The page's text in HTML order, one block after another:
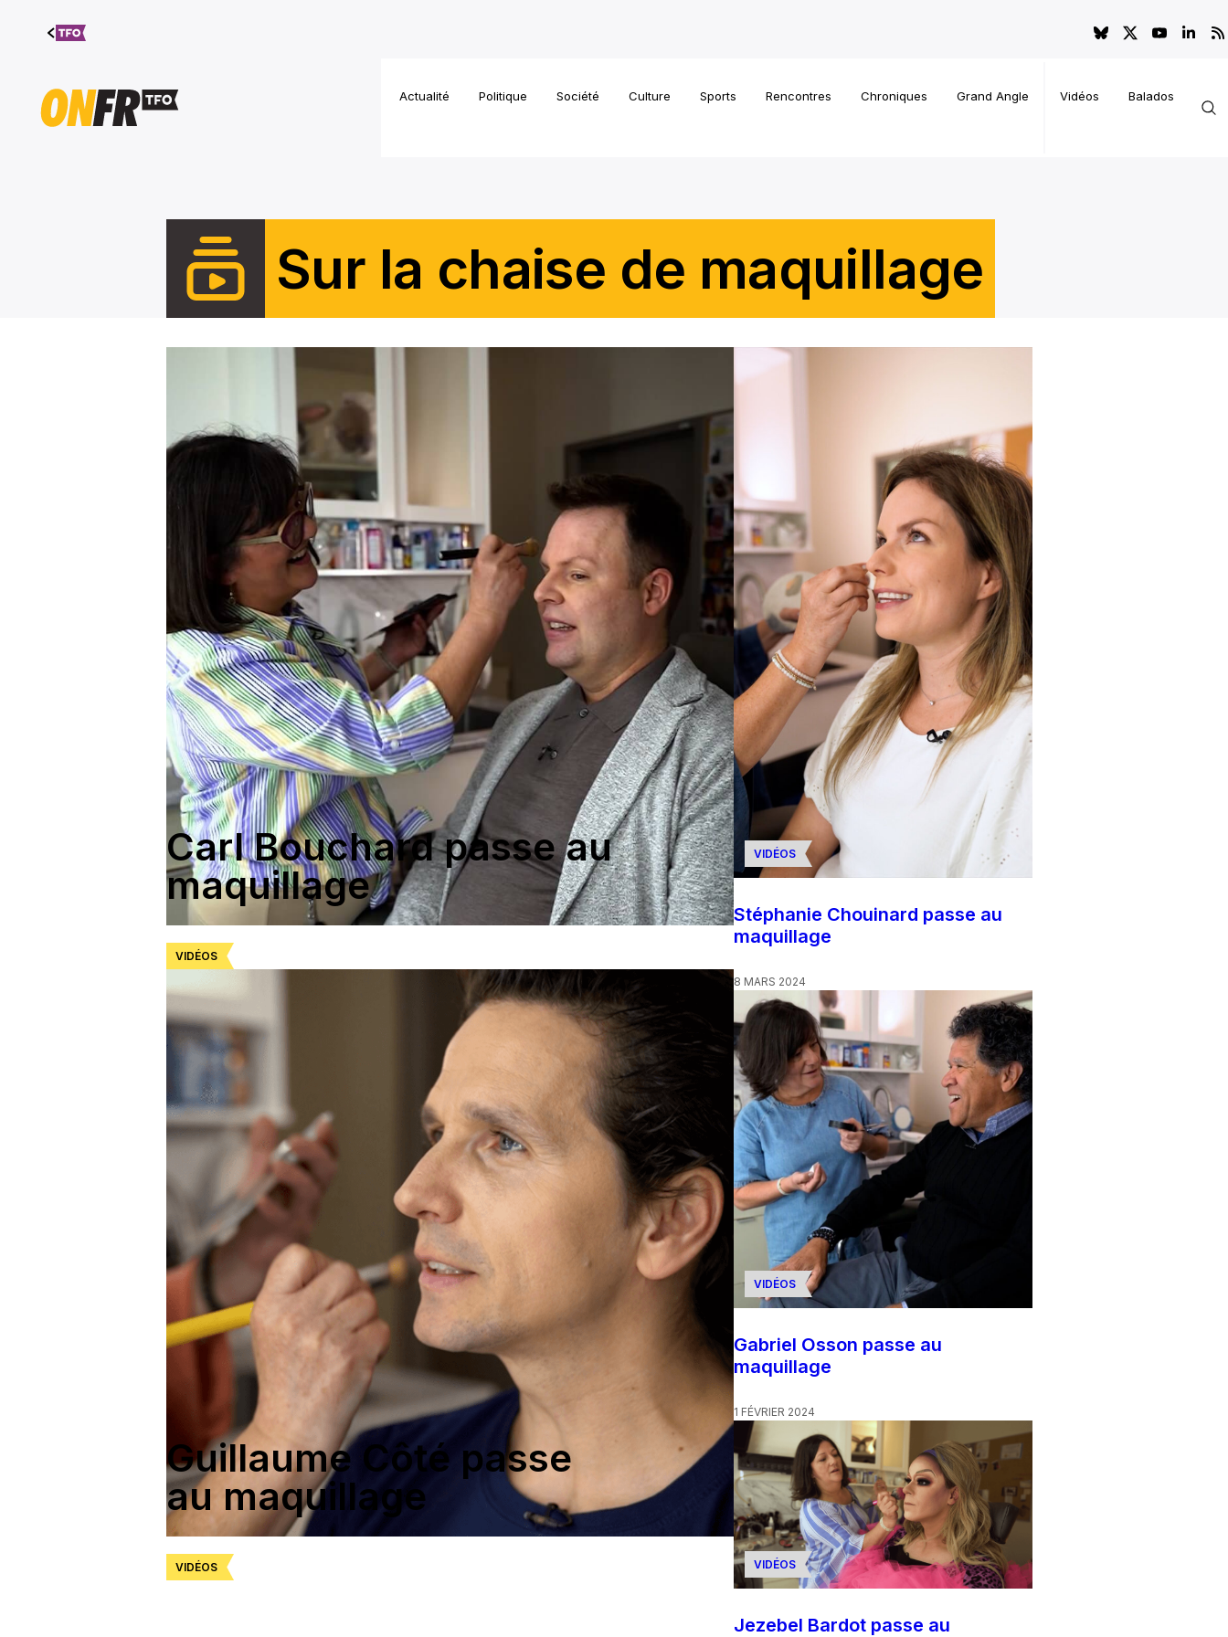
Aller au
contenu
Actualité Politique Société Culture Sports Rencontres Chroniques Grand Angle Vidéos Balados
Sur la chaise de maquillage
VIDÉOS
Carl Bouchard passe au
maquillage
VIDÉOS
Guillaume Côté passe
au maquillage
VIDÉOS
Stéphanie Chouinard passe au
maquillage
8 MARS 2024
VIDÉOS
Gabriel Osson passe au
maquillage
1 FÉVRIER 2024
VIDÉOS
Jezebel Bardot passe au